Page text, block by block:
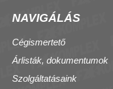
NAVIGÁLÁS
Cégismertető
Árlisták, dokumentumok
Szolgáltatásaink